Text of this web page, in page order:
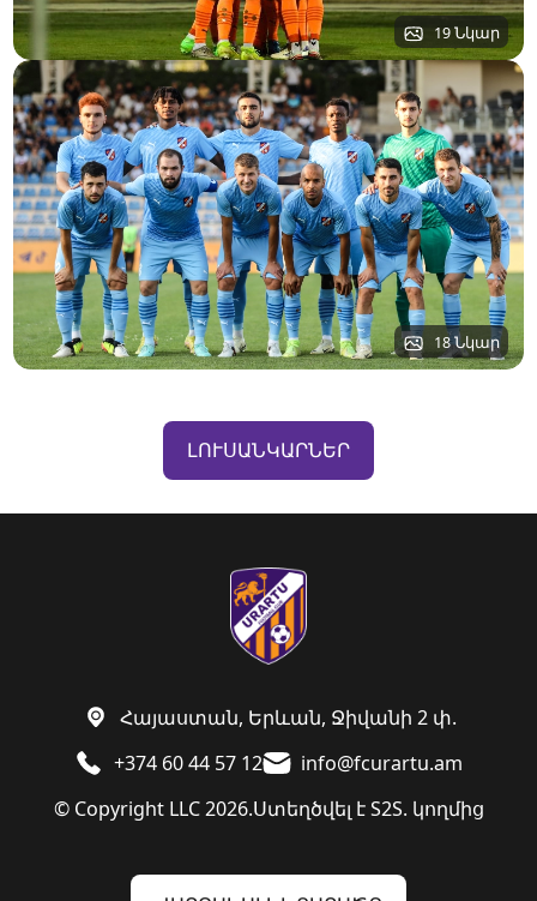
19 Նկար
18 Նկար
ԼՈՒՍԱՆԿԱՐՆԵՐ
© Copyright LLC 2026.Ստեղծվել էS2S. կողմից
+374 60 44 57 12 info@fcurartu.am
Հայաստան, Երևան, Ջիվանի 2 փ.